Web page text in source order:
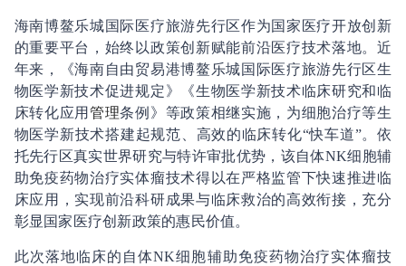
海南博鳌乐城国际医疗旅游先行区作为国家医疗开放创新
的重要平台，始终以政策创新赋能前沿医疗技术落地。近
年来，《海南自由贸易港博鳌乐城国际医疗旅游先行区生
物医学新技术促进规定》《生物医学新技术临床研究和临
床转化应用管理条例》等政策相继实施，为细胞治疗等生
物医学新技术搭建起规范、高效的临床转化“快车道”。依
托先行区真实世界研究与特许审批优势，该自体NK细胞辅
助免疫药物治疗实体瘤技术得以在严格监管下快速推进临
床应用，实现前沿科研成果与临床救治的高效衔接，充分
彰显国家医疗创新政策的惠民价值。
此次落地临床的自体NK细胞辅助免疫药物治疗实体瘤技